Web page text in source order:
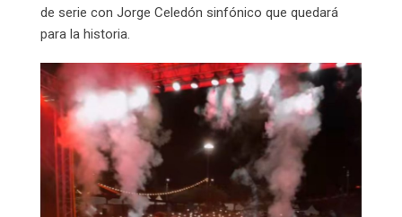
de serie con Jorge Celedón sinfónico que quedará
para la historia.